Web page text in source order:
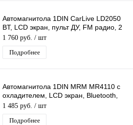
Автомагнитола 1DIN CarLive LD2050
BT, LCD экран, пульт ДУ, FM радио, 2
USB разъема, TF, ICO, 4RCA
1 760 руб. / шт
Подробнее
Автомагнитола 1DIN MRM MR4110 с
охладителем, LCD экран, Bluetooth,
пульт ДУ, FM, AUX, USB
1 485 руб. / шт
Подробнее